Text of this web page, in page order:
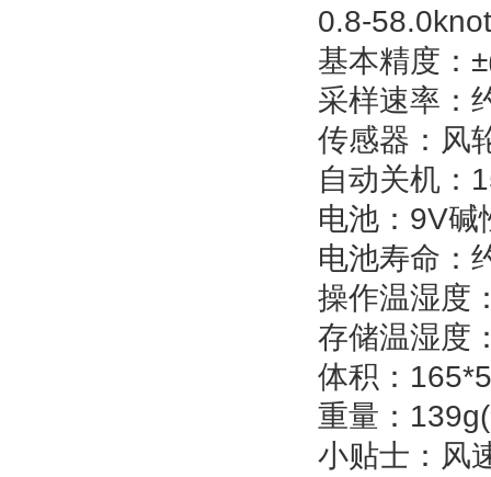
0.8-
基本精度：
采样速率：
传感器：风
自动关机：
电池：9V碱
电池寿命：
操作温湿度
存储温湿度
体积：
重量：
小贴士：风